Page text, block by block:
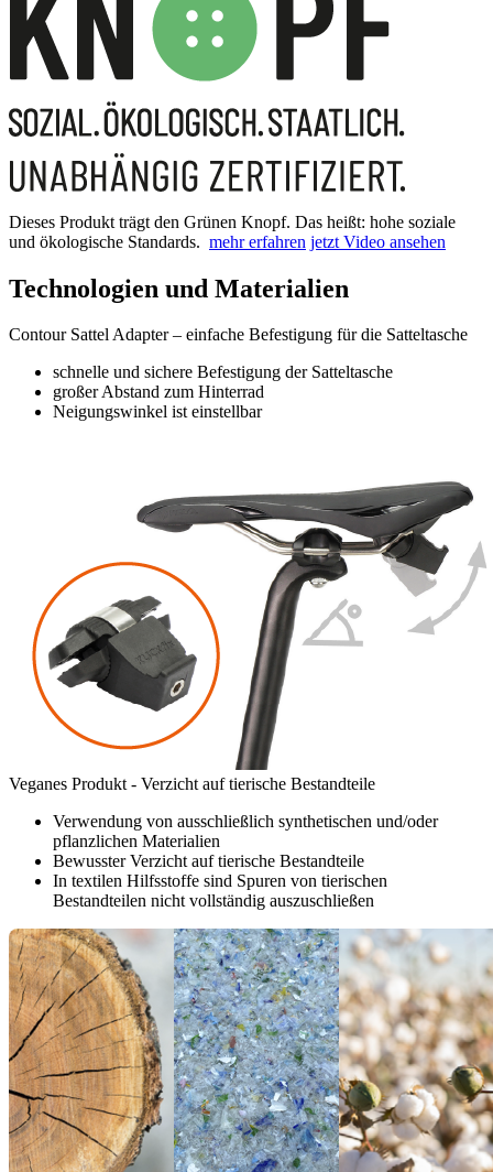
Dieses Produkt trägt den Grünen Knopf. Das heißt: hohe soziale
und ökologische Standards. mehr erfahren jetzt Video ansehen
Technologien und Materialien
Contour Sattel Adapter – einfache Befestigung für die Satteltasche
schnelle und sichere Befestigung der Satteltasche
großer Abstand zum Hinterrad
Neigungswinkel ist einstellbar
Veganes Produkt - Verzicht auf tierische Bestandteile
Verwendung von ausschließlich synthetischen und/oder
pflanzlichen Materialien
Bewusster Verzicht auf tierische Bestandteile
In textilen Hilfsstoffe sind Spuren von tierischen
Bestandteilen nicht vollständig auszuschließen